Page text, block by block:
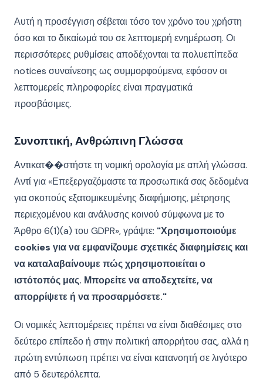
Αυτή η προσέγγιση σέβεται τόσο τον χρόνο του χρήστη
όσο και το δικαίωμά του σε λεπτομερή ενημέρωση. Οι
περισσότερες ρυθμίσεις αποδέχονται τα πολυεπίπεδα
notices συναίνεσης ως συμμορφούμενα, εφόσον οι
λεπτομερείς πληροφορίες είναι πραγματικά
προσβάσιμες.
Συνοπτική, Ανθρώπινη Γλώσσα
Αντικατ��στήστε τη νομική ορολογία με απλή γλώσσα.
Αντί για «Επεξεργαζόμαστε τα προσωπικά σας δεδομένα
για σκοπούς εξατομικευμένης διαφήμισης, μέτρησης
περιεχομένου και ανάλυσης κοινού σύμφωνα με το
Άρθρο 6(1)(a) του GDPR», γράψτε: "Χρησιμοποιούμε
cookies για να εμφανίζουμε σχετικές διαφημίσεις και
να καταλαβαίνουμε πώς χρησιμοποιείται ο
ιστότοπός μας. Μπορείτε να αποδεχτείτε, να
απορρίψετε ή να προσαρμόσετε."
Οι νομικές λεπτομέρειες πρέπει να είναι διαθέσιμες στο
δεύτερο επίπεδο ή στην πολιτική απορρήτου σας, αλλά η
πρώτη εντύπωση πρέπει να είναι κατανοητή σε λιγότερο
από 5 δευτερόλεπτα.